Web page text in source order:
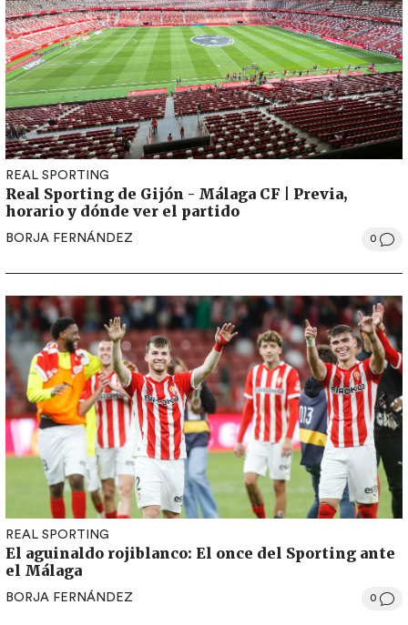
REAL SPORTING
Real Sporting de Gijón - Málaga CF | Previa,
horario y dónde ver el partido
BORJA FERNÁNDEZ 0
REAL SPORTING
El aguinaldo rojiblanco: El once del Sporting ante
el Málaga
BORJA FERNÁNDEZ 0